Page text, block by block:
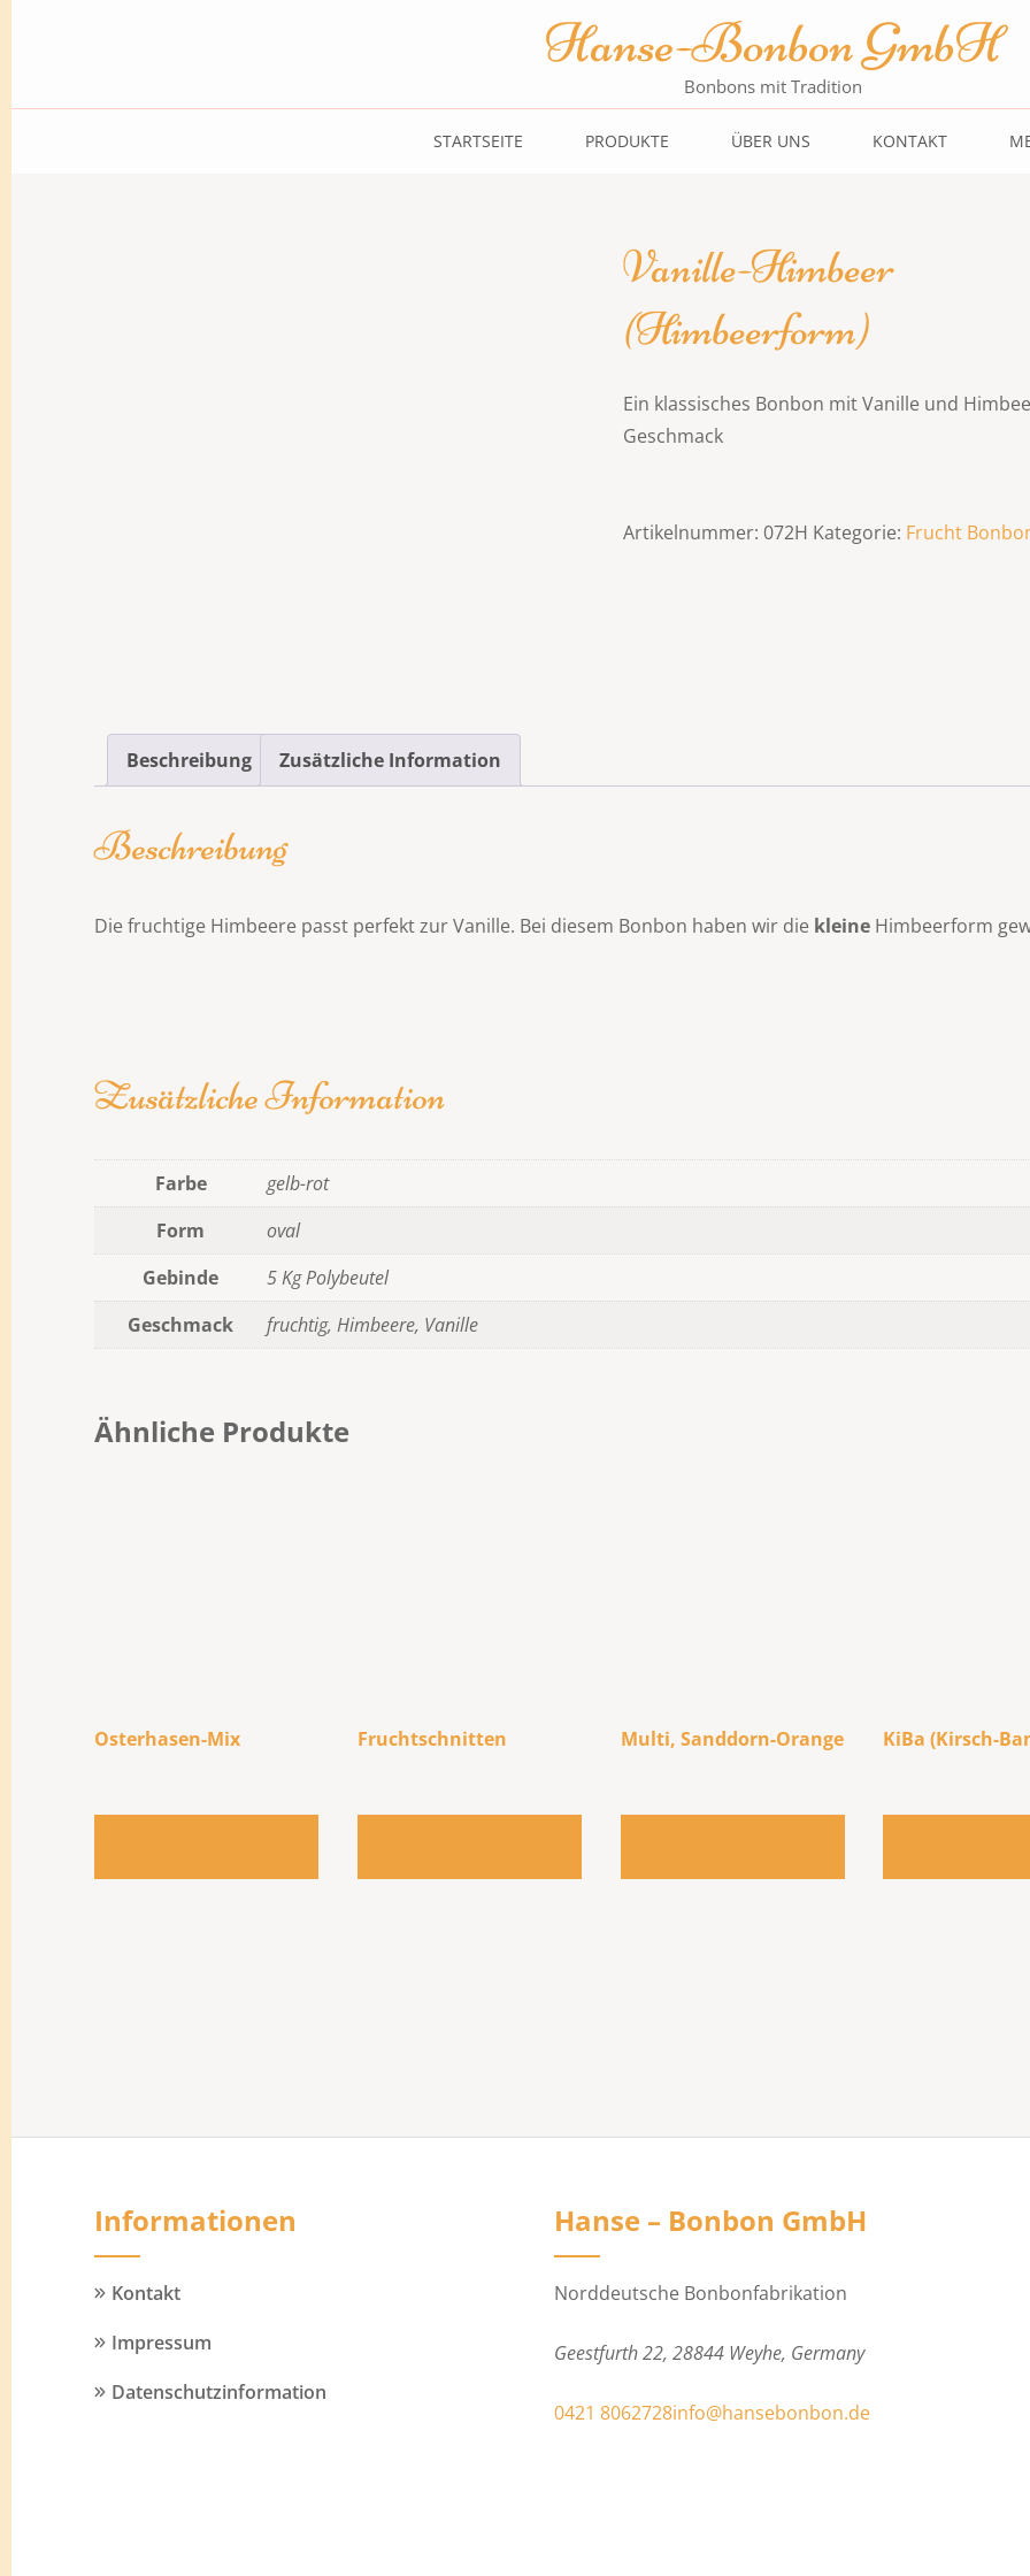
Hanse-Bonbon GmbH
Bonbons mit Tradition
STARTSEITE PRODUKTE ÜBER UNS KONTAKT
Vanille-Himbeer
(Himbeerform)
Ein klassisches Bonbon mit Vanille und
Geschmack
Artikelnummer:072H Kategorie: Frucht
Beschreibung Zusätzliche Information
Beschreibung
Die fruchtige Himbeere passt perfekt zur Vanille. Bei diesem Bonbon haben wir die kleine Himbeerform
Zusätzliche Information
Farbe
gelb-rot
Form
oval
Gebinde
5 Kg Polybeutel
Geschmack
fruchtig, Himbeere, Vanille
Ähnliche Produkte
Osterhasen-Mix Fruchtschnitten Multi, Sanddorn-Orange KiBa (Kirsch-
Informationen
Kontakt
Impressum
Datenschutzinformation
Hanse – Bonbon GmbH
Norddeutsche Bonbonfabrikation
Geestfurth 22, 28844 Weyhe, Germany
0421 8062728info@hansebonbon.de